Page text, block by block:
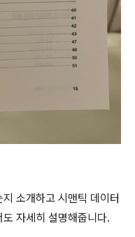
소개하고 시맨틱 데이터
자세히 설명해줍니다.